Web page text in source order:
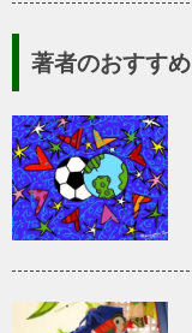
著者のおすすめ